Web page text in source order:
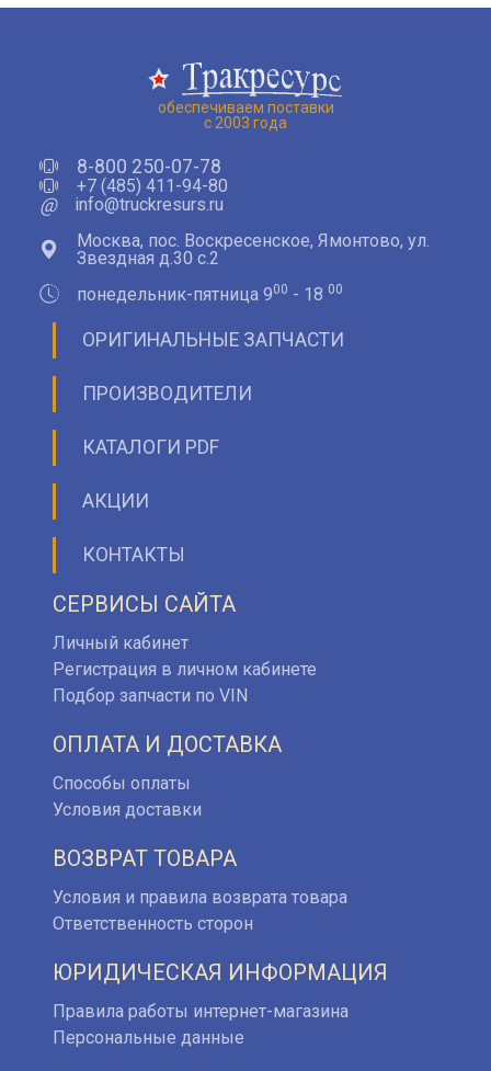
обеспечиваем поставки
с 2003 года
8-800 250-07-78
+7 (485) 411-94-80
@
info@truckresurs.ru
Москва, пос. Воскресенское, Ямонтово, ул.
Звездная д.30 с.2
понедельник-пятница 900 - 18 00
ОРИГИНАЛЬНЫЕ ЗАПЧАСТИ
ПРОИЗВОДИТЕЛИ
КАТАЛОГИ PDF
АКЦИИ
КОНТАКТЫ
СЕРВИСЫ САЙТА
Личный кабинет
Регистрация в личном кабинете
Подбор запчасти по VIN
ОПЛАТА И ДОСТАВКА
Способы оплаты
Условия доставки
ВОЗВРАТ ТОВАРА
Условия и правила возврата товара
Ответственность сторон
ЮРИДИЧЕСКАЯ ИНФОРМАЦИЯ
Правила работы интернет-магазина
Персональные данные